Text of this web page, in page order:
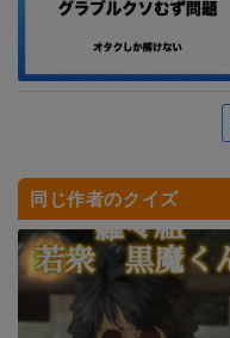
同じ作者のクイズ